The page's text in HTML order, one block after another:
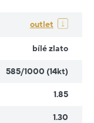
outlet
bílé zlato
585/1000 (14kt)
1.85
1.30